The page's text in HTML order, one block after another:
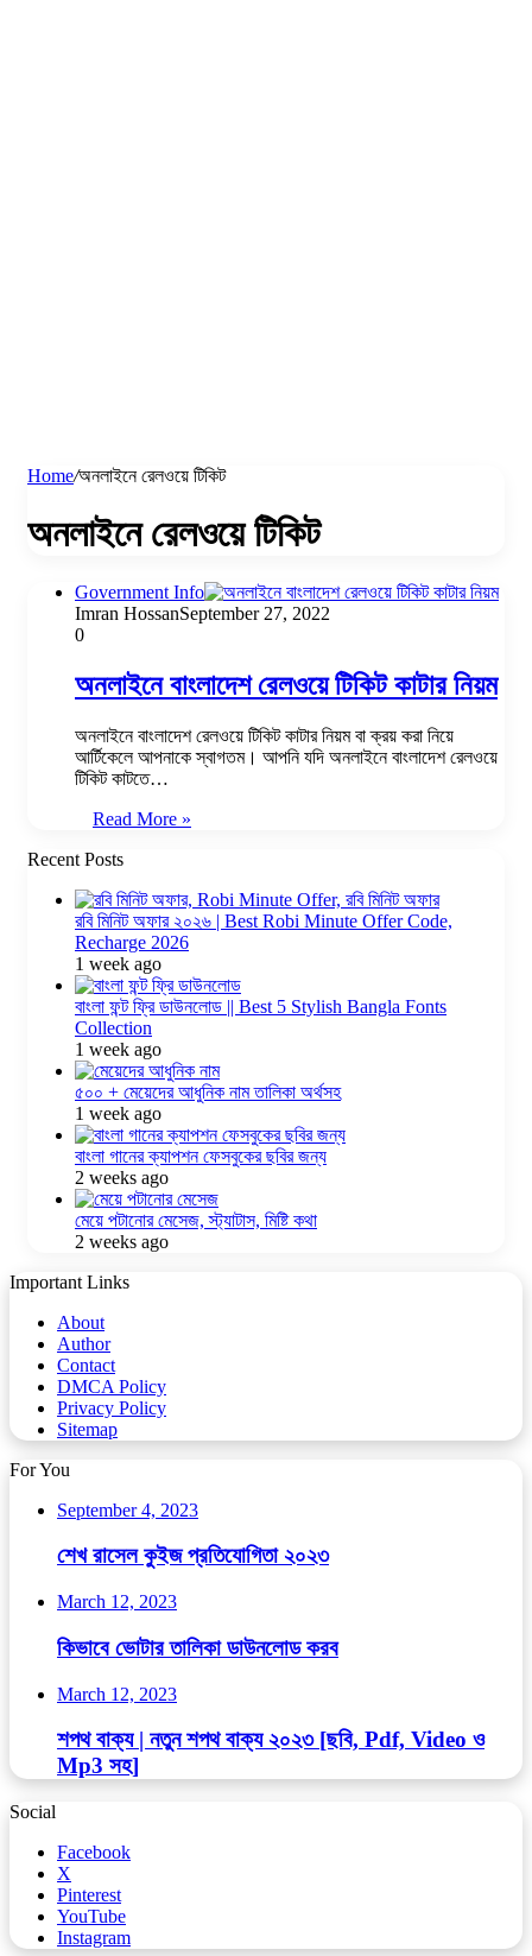
Home/অনলাইনে রেলওয়ে টিকিট
অনলাইনে রেলওয়ে টিকিট
Government Info
Imran HossanSeptember 27, 2022
0
অনলাইনে বাংলাদেশ রেলওয়ে টিকিট কাটার নিয়ম
অনলাইনে বাংলাদেশ রেলওয়ে টিকিট কাটার নিয়ম বা ক্রয় করা নিয়ে
আর্টিকেলে আপনাকে স্বাগতম। আপনি যদি অনলাইনে বাংলাদেশ রেলওয়ে
টিকিট কাটতে…
Read More »
Recent Posts
রবি মিনিট অফার ২০২৬ | Best Robi Minute Offer Code,
Recharge 2026
1 week ago
বাংলা ফন্ট ফ্রি ডাউনলোড || Best 5 Stylish Bangla Fonts
Collection
1 week ago
৫০০ + মেয়েদের আধুনিক নাম তালিকা অর্থসহ
1 week ago
বাংলা গানের ক্যাপশন ফেসবুকের ছবির জন্য
2 weeks ago
মেয়ে পটানোর মেসেজ, স্ট্যাটাস, মিষ্টি কথা
2 weeks ago
Important Links
About
Author
Contact
DMCA Policy
Privacy Policy
Sitemap
For You
September 4, 2023
শেখ রাসেল কুইজ প্রতিযোগিতা ২০২৩
March 12, 2023
কিভাবে ভোটার তালিকা ডাউনলোড করব
March 12, 2023
শপথ বাক্য | নতুন শপথ বাক্য ২০২৩ [ছবি, Pdf, Video ও
Mp3 সহ]
Social
Facebook
X
Pinterest
YouTube
Instagram